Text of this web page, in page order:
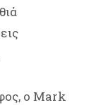
ο Mark